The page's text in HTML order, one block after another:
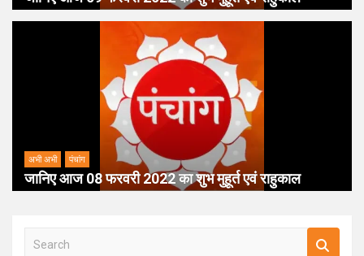
अभी अभी पंचांग
जानिए आज 08 फरवरी 2022 का शुभ मुहूर्त एवं राहुकाल